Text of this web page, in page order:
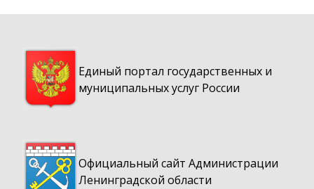
Единый портал государственных и
муниципальных услуг России
Официальный сайт Администрации
Ленинградской области